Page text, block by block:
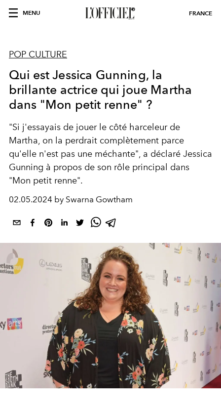
MENU FRANCE
POP CULTURE
Qui est Jessica Gunning, la
brillante actrice qui joue Martha
dans "Mon petit renne" ?
"Si j'essayais de jouer le côté harceleur de
Martha, on la perdrait complètement parce
qu'elle n'est pas une méchante", a déclaré Jessica
Gunning à propos de son rôle principal dans
"Mon petit renne".
02.05.2024 by Swarna Gowtham